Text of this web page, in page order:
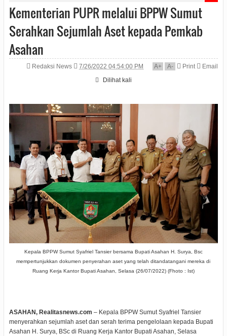
Kementerian PUPR melalui BPPW Sumut
Serahkan Sejumlah Aset kepada Pemkab
Asahan
Redaksi News 7/26/2022 04:54:00 PM A+ A- Print
Email
Dilihat kali
Kepala BPPW Sumut Syafriel Tansier bersama Bupati Asahan H. Surya, Bsc
mempertunjukkan dokumen penyerahan aset yang telah ditandatangani mereka di
Ruang Kerja Kantor Bupati Asahan, Selasa (26/07/2022) (Fhoto : Ist)
ASAHAN, Realitasnews.com – Kepala BPPW Sumut Syafriel Tansier
menyerahkan sejumlah aset dan serah terima pengelolaan kepada Bupati
Asahan H. Surya, BSc di Ruang Kerja Kantor Bupati Asahan, Selasa